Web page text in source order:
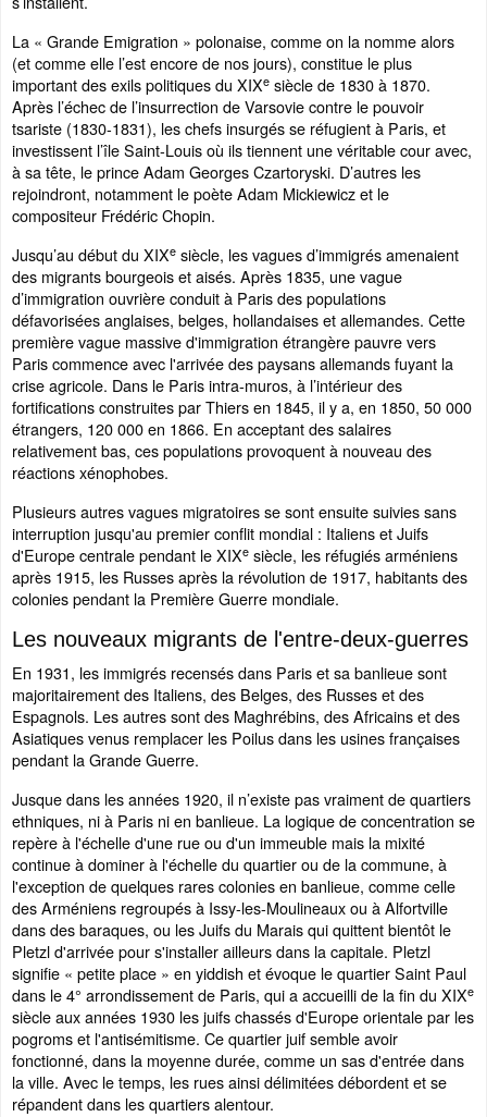
La « Grande Emigration » polonaise, comme on la nomme alors
(et comme elle l’est encore de nos jours), constitue le plus
important des exils politiques du XIXe siècle de 1830 à 1870.
Après l’échec de l’insurrection de Varsovie contre le pouvoir
tsariste (1830-1831), les chefs insurgés se réfugient à Paris, et
investissent l’île Saint-Louis où ils tiennent une véritable cour avec,
à sa tête, le prince Adam Georges Czartoryski. D’autres les
rejoindront, notamment le poète Adam Mickiewicz et le
compositeur Frédéric Chopin.
Jusqu’au début du XIXe siècle, les vagues d’immigrés amenaient
des migrants bourgeois et aisés. Après 1835, une vague
d’immigration ouvrière conduit à Paris des populations
défavorisées anglaises, belges, hollandaises et allemandes. Cette
première vague massive d'immigration étrangère pauvre vers
Paris commence avec l'arrivée des paysans allemands fuyant la
crise agricole. Dans le Paris intra-muros, à l’intérieur des
fortifications construites par Thiers en 1845, il y a, en 1850, 50 000
étrangers, 120 000 en 1866. En acceptant des salaires
relativement bas, ces populations provoquent à nouveau des
réactions xénophobes.
Plusieurs autres vagues migratoires se sont ensuite suivies sans
interruption jusqu'au premier conflit mondial : Italiens et Juifs
d'Europe centrale pendant le XIXe siècle, les réfugiés arméniens
après 1915, les Russes après la révolution de 1917, habitants des
colonies pendant la Première Guerre mondiale.
Les nouveaux migrants de l'entre-deux-guerres
En 1931, les immigrés recensés dans Paris et sa banlieue sont
majoritairement des Italiens, des Belges, des Russes et des
Espagnols. Les autres sont des Maghrébins, des Africains et des
Asiatiques venus remplacer les Poilus dans les usines françaises
pendant la Grande Guerre.
Jusque dans les années 1920, il n’existe pas vraiment de quartiers
ethniques, ni à Paris ni en banlieue. La logique de concentration se
repère à l'échelle d'une rue ou d'un immeuble mais la mixité
continue à dominer à l'échelle du quartier ou de la commune, à
l'exception de quelques rares colonies en banlieue, comme celle
des Arméniens regroupés à Issy-les-Moulineaux ou à Alfortville
dans des baraques, ou les Juifs du Marais qui quittent bientôt le
Pletzl d'arrivée pour s'installer ailleurs dans la capitale. Pletzl
signifie « petite place » en yiddish et évoque le quartier Saint Paul
dans le 4° arrondissement de Paris, qui a accueilli de la fin du XIXe
siècle aux années 1930 les juifs chassés d'Europe orientale par les
pogroms et l'antisémitisme. Ce quartier juif semble avoir
fonctionné, dans la moyenne durée, comme un sas d'entrée dans
la ville. Avec le temps, les rues ainsi délimitées débordent et se
répandent dans les quartiers alentour.